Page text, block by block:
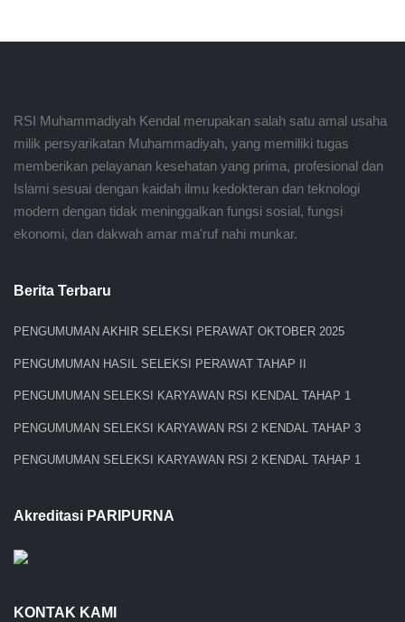
RSI Muhammadiyah Kendal merupakan salah satu amal usaha
milik persyarikatan Muhammadiyah, yang memiliki tugas
memberikan pelayanan kesehatan yang prima, profesional dan
Islami sesuai dengan kaidah ilmu kedokteran dan teknologi
modern dengan tidak meninggalkan fungsi sosial, fungsi
ekonomi, dan dakwah amar ma'ruf nahi munkar.
Berita Terbaru
PENGUMUMAN AKHIR SELEKSI PERAWAT OKTOBER 2025
PENGUMUMAN HASIL SELEKSI PERAWAT TAHAP II
PENGUMUMAN SELEKSI KARYAWAN RSI KENDAL TAHAP 1
PENGUMUMAN SELEKSI KARYAWAN RSI 2 KENDAL TAHAP 3
PENGUMUMAN SELEKSI KARYAWAN RSI 2 KENDAL TAHAP 1
Akreditasi PARIPURNA
KONTAK KAMI